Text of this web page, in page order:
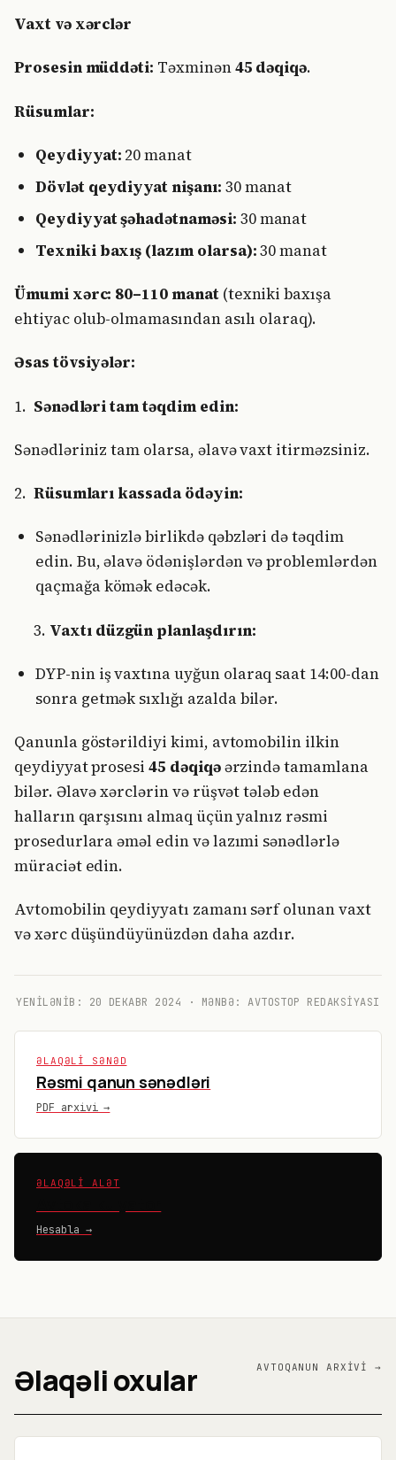
Vaxt və xərclər
Prosesin müddəti: Təxminən45 dəqiqə.
Rüsumlar:
Qeydiyyat: 20 manat
Dövlət qeydiyyat nişanı: 30 manat
Qeydiyyat şəhadətnaməsi: 30 manat
Texniki baxış (lazım olarsa):30 manat
Ümumi xərc: 80–110 manat(texniki baxışa
ehtiyac olub-olmamasından asılı olaraq).
Əsas tövsiyələr:
1. Sənədləri tam təqdim edin:
Sənədləriniz tam olarsa, əlavə vaxt itirməzsiniz.
2. Rüsumları kassada ödəyin:
Sənədlərinizlə birlikdə qəbzləri də təqdim
edin. Bu, əlavə ödənişlərdən və problemlərdən
qaçmağa kömək edəcək.
Vaxtı düzgün planlaşdırın:
DYP-nin iş vaxtına uyğun olaraq saat 14:00-dan
sonra getmək sıxlığı azalda bilər.
Qanunla göstərildiyi kimi, avtomobilin ilkin
qeydiyyat prosesi45 dəqiqəərzində tamamlana
bilər. Əlavə xərclərin və rüşvət tələb edən
halların qarşısını almaq üçün yalnız rəsmi
prosedurlara əməl edin və lazımi sənədlərlə
müraciət edin.
Avtomobilin qeydiyyatı zamanı sərf olunan vaxt
və xərc düşündüyünüzdən daha azdır.
YENILƏNIB: 20 DEKABR 2024 · MƏNBƏ: AVTOSTOP REDAKSIYASI
ƏLAQƏLI SƏNƏD
Rəsmi qanun sənədləri
PDF arxivi →
ƏLAQƏLI ALƏT
Hesabla →
Əlaqəli oxular AVTO QANUN ARXIVI →